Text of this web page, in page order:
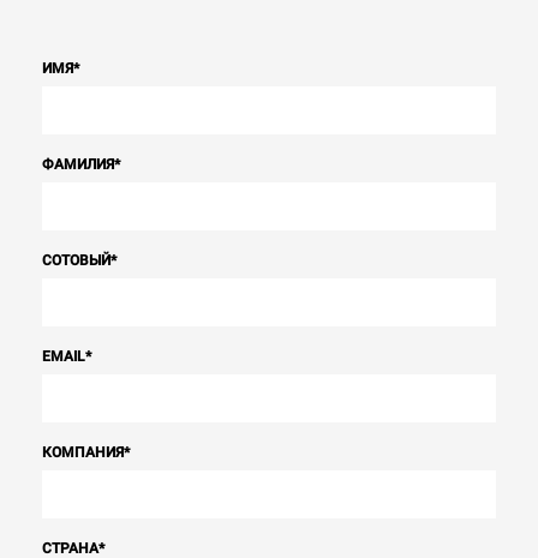
ИМЯ*
ФАМИЛИЯ*
СОТОВЫЙ*
EMAIL*
КОМПАНИЯ*
СТРАНА*